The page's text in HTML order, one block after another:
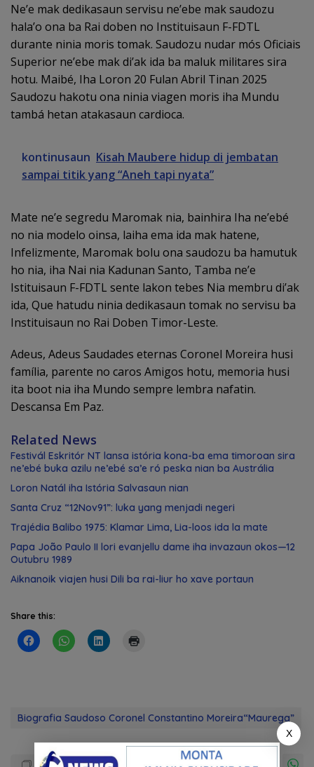
Ne’e mak dedikasaun servisu ne’ebe mak saudozu
hala’o ona ba Rai doben no Instituisaun F-FDTL
durante ninia moris tomak. Saudozu nudar mós Oficiais
Superior ne’ebe mak di’ak ida ba maluk militares sira
hotu. Maibé, Iha Loron 20 Fulan Abril Tinan 2025
Saudozu hakotu ona ninia viagen moris iha Mundu
tambá hetan atakasaun cardioca.
kontinusaun Kisah Maubere hidup di jembatan
sampai titik yang “Aneh tapi nyata”
Mate ne’e segredu Maromak nia, bainhira Iha ne’ebé
no nia modelo oinsa, laiha ema ida mak hatene,
Infelizmente, Maromak bolu ona saudozu ba hamutuk
ho nia, iha Nai nia Kadunan Santo, Tamba ne’e
Istituisaun F-FDTL sente lakon tebes Nia membru di’ak
ida, Que hatudu ninia dedikasaun tomak no servisu ba
Instituisaun no Rai Doben Timor-Leste.
Adeus, Adeus Saudades eternas Coronel Moreira husi
família, parente no caros Amigos hotu, memoria husi
ita boot nia iha Mundo sempre lembra nafatin.
Descansa Em Paz.
Related News
Festivál Eskritór NT lansa istória kona-ba ema timoroan sira
ne’ebé buka azilu ne’ebé sa’e ró peska nian ba Austrália
Loron Natál iha Istória Salvasaun nian
Santa Cruz “12Nov91”: luka yang menjadi negeri
Trajédia Balibo 1975: Klamar Lima, Lia-loos ida la mate
Papa João Paulo II lori evanjellu dame iha invazaun okos—12
Outubru 1989
Aiknanoik viajen husi Dili ba rai-liur ho xave portaun
Share this:
Biografia Saudoso Coronel Constantino Moreira“Maurega”
X